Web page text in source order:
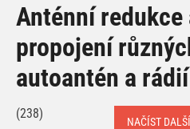
Anténní redukce
propojení
autoantén a rádií
(238)
NAČÍST